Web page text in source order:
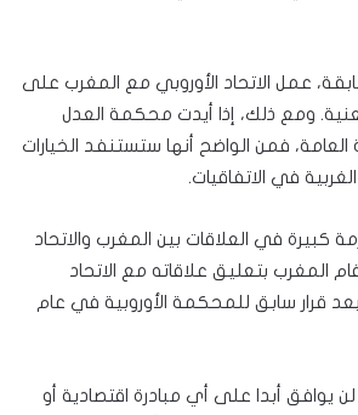
عمل الاتحاد الأوروبي مع المغرب على
ومع ذلك، إذا أيدت محكمة العدل
العامة، فمن الواضح أنها ستستنفد الخيارات
الغربية في الاتفاقيات.
كبيرة في العلاقات بين المغرب والاتحاد
المغرب بتعليق علاقاته مع الاتحاد
بعد قرار سابق للمحكمة الأوروبية في عام
يوافق أبدا على أي مبادرة اقتصادية أو